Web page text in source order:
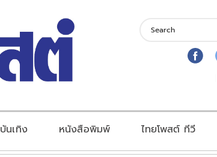
บันเทิง หนังสือพิมพ์ ไทยโพสต์ ทีวี